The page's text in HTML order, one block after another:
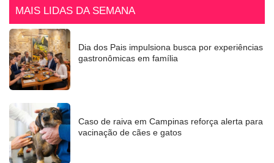
MAIS LIDAS DA SEMANA
Dia dos Pais impulsiona busca por experiências
gastronômicas em família
Caso de raiva em Campinas reforça alerta para
vacinação de cães e gatos